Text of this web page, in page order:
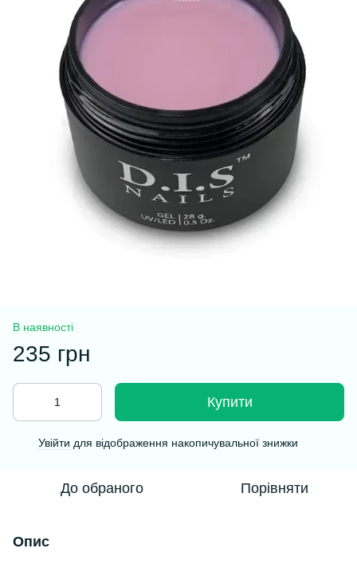
В наявності
235 грн
Купити
Увійти для відображення накопичувальної знижки
До обраного Порівняти
Опис